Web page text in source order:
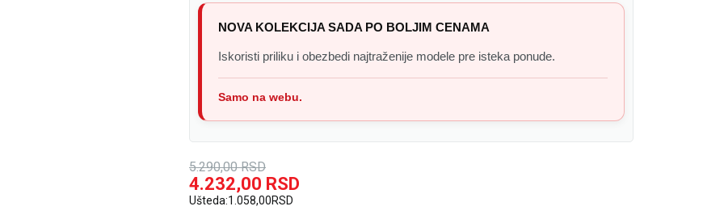
NOVA KOLEKCIJA SADA PO BOLJIM CENAMA
Iskoristi priliku i obezbedi najtraženije modele pre isteka ponude.
Samo na webu.
5.290,00 RSD
4.232,00 RSD
Ušteda:1.058,00RSD